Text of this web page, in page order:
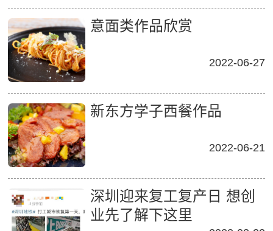
意面类作品欣赏
2022-06-27
新东方学子西餐作品
2022-06-21
深圳迎来复工复产日 想创
业先了解下这里